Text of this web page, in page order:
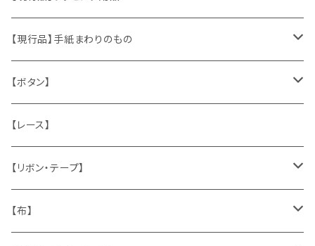
くま、テディベア
うさぎ
ヴィンテージファブリック
ハンドメイド製品
お部屋に飾るもの
メタル製品
缶、箱
陶磁器
ポストカード、カレンダー
マッチラベル、食品ラベル
蔵書票、荷札、ビュバー、伝票
シール、ステッカー、クロモス
袋、箱、ナプキン、コースター
伝票、タグ、シール
袋、ラッピングペーパー
ひも、テープ
【現行品】手紙まわりのもの
封筒、ポストカード
切手
スタンプ
文房具
【ボタン】
木
貝
メタル
【レース】
【リボン・テープ】
チロルテープ・イニシャルテープ
【布】